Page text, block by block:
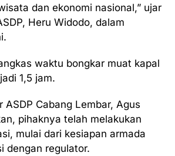
dan ekonomi nasional,” ujar
Heru Widodo, dalam
waktu bongkar muat kapal
1,5 jam.
ASDP Cabang Lembar, Agus
pihaknya telah melakukan
mulai dari kesiapan armada
dengan regulator.